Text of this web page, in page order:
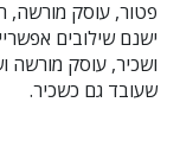
פטור, עוסק מורשה,
ישנם שילובים
ושכיר, עוסק מורשה
שעובד גם כשכיר.